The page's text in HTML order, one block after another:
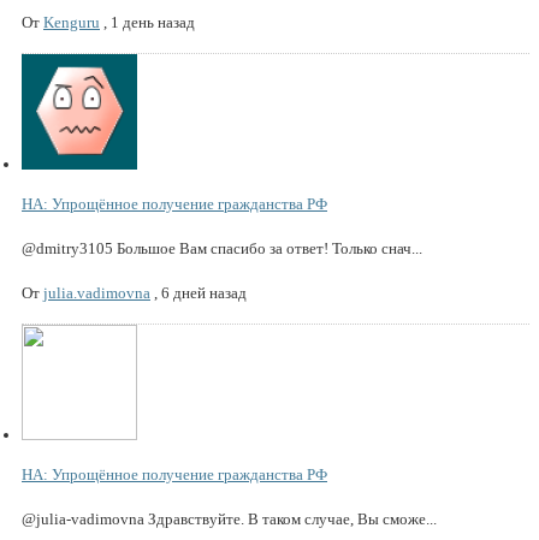
От Kenguru 1 день назад
НА: Упрощённое получение гражданства РФ
@dmitry3105 Большое Вам спасибо за ответ! Только снач...
От julia.vadimovna 6 дней назад
НА: Упрощённое получение гражданства РФ
@julia-vadimovna Здравствуйте. В таком случае, Вы сможе...